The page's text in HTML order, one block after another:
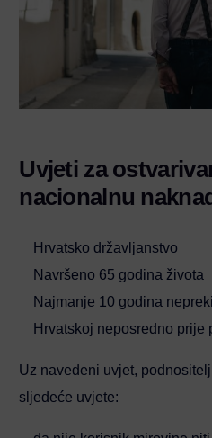
Uvjeti za
nacionalnu
Hrvatsko državljanstvo
Navršeno 65 godina života
Najmanje 10 godina
Hrvatskoj neposredno prije
Uz navedeni uvjet,
sljedeće uvjete: